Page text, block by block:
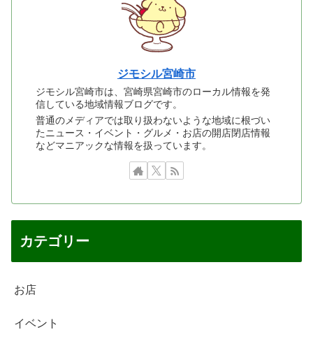
ジモシル宮崎市
ジモシル宮崎市は、宮崎県宮崎市のローカル情報を発
信している地域情報ブログです。
普通のメディアでは取り扱わないような地域に根づい
たニュース・イベント・グルメ・お店の開店閉店情報
などマニアックな情報を扱っています。
カテゴリー
お店
イベント